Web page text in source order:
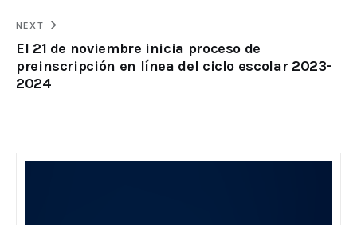
NEXT
El 21 de noviembre inicia proceso de
preinscripción en línea del ciclo escolar 2023-
2024